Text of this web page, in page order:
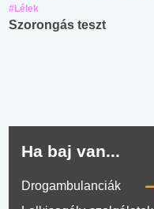
#Lélek
Szorongás teszt
Ha baj van...
Drogambulanciák